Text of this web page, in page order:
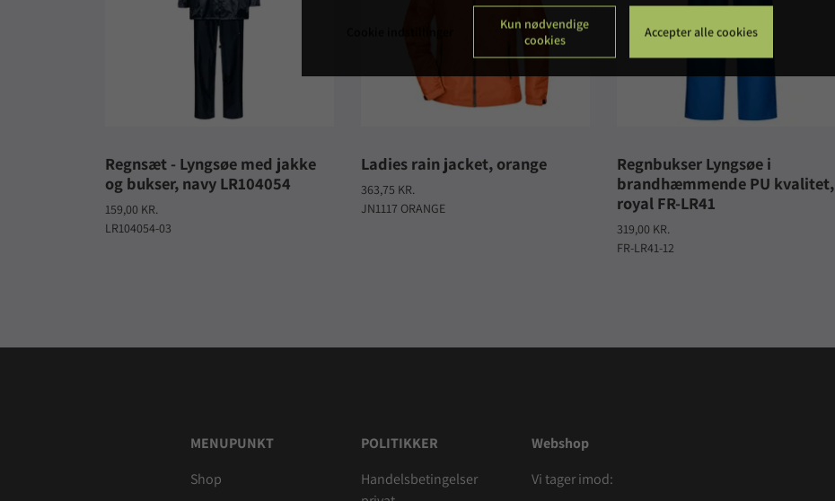
Regnsæt - Lyngsøe med jakke
og bukser, navy LR104054
159,00 KR.
LR104054-03
Ladies rain jacket, orange
363,75 KR.
JN1117 ORANGE
Regnbukser Lyngsøe i
brandhæmmende PU kvalitet,
royal FR-LR41
319,00 KR.
FR-LR41-12
MENUPUNKT
Shop
POLITIKKER
Handelsbetingelser
Webshop
Vi tager imod:
Kun nødvendige
cookies
Accepter alle cookies